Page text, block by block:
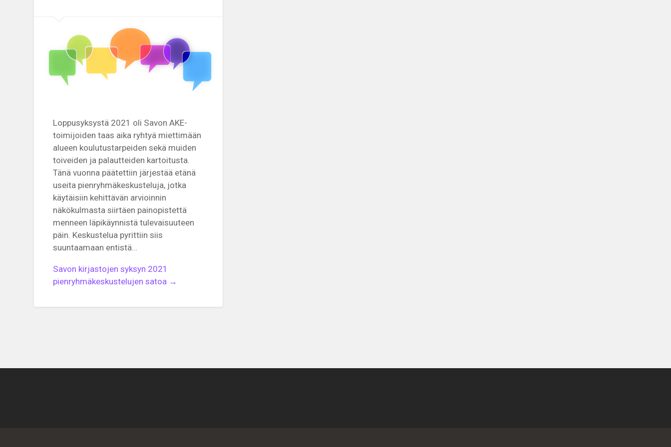
Loppusyksystä 2021 oli Savon AKE-
toimijoiden taas aika ryhtyä miettimään
alueen koulutustarpeiden sekä muiden
toiveiden ja palautteiden kartoitusta.
Tänä vuonna päätettiin järjestää etänä
useita pienryhmäkeskusteluja, jotka
käytäisiin kehittävän arvioinnin
näkökulmasta siirtäen painopistettä
menneen läpikäynnistä tulevaisuuteen
päin. Keskustelua pyrittiin siis
suuntaamaan entistä…
Savon kirjastojen syksyn 2021
pienryhmäkeskustelujen satoa →